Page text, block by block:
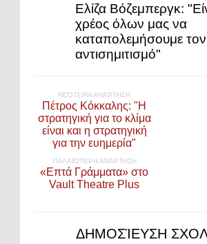
Ελίζα Βόζεμπεργκ:
χρέος όλων μας να
καταπολεμήσουμε τον
αντισημιτισμό"
ΝΕΌΤΕΡΗ ΑΝΆΡΤΗΣΗ
Πέτρος Κόκκαλης: "Η
στρατηγική για το κλίμα
είναι και η στρατηγική
για την ευημερία"
ΠΑΛΑΙΌΤΕΡΗ ΑΝΆΡΤΗΣΗ
«Επτά Γράμματα» στο
Vault Theatre Plus
ΔΗΜΟΣΊΕΥΣΗ